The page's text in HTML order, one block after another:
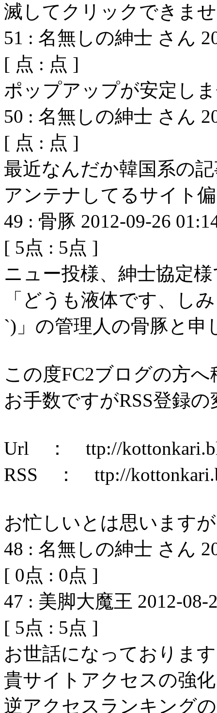
滅してクリックできま
51 : 名無しの紳士 さん
[ 点 : 点 ]
ポップアップが安定し
50 : 名無しの紳士 さん
[ 点 : 点 ]
最近なんだか韓国系の
アンテナしてるサイト
49 : 骨豚 2012-09-26
[ 5点 : 5点 ]
ニュー投様、紳士協定
「どうも液体です、し
`)」の管理人の骨豚と申
この度FC2ブログの方
お手数ですがRSS登録
Url ： ttp://
RSS ： ttp://
お忙しいとは思います
48 : 名無しの紳士 さん
[ 0点 : 0点 ]
47 : 美脚大魔王 2012-08-
[ 5点 : 5点 ]
お世話になっておりま
貴サイトアクセスの強
逆アクセスランキング